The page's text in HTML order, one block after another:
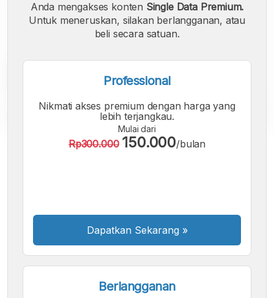
A A A
Anda mengakses konten Single Data Premium.
Untuk meneruskan, silakan berlangganan, atau
beli secara satuan.
Professional
Nikmati akses premium dengan harga yang
lebih terjangkau.
Mulai dari
Rp300.000 150.000/bulan
Dapatkan Sekarang »
Berlangganan